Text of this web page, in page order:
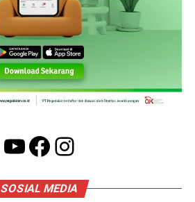
YouTube
Facebook
Instagram
SOSIAL MEDIA